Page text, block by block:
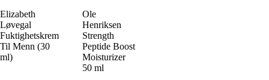
Elizabeth
Løvegal
Fuktighetskrem
Til Menn (30
ml)
Ole
Henriksen
Strength
Peptide Boost
Moisturizer
50 ml